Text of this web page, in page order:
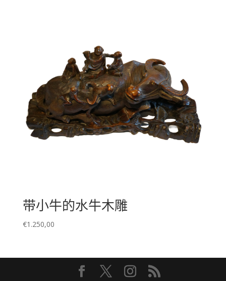
带小牛的水牛木雕
€1.250,00